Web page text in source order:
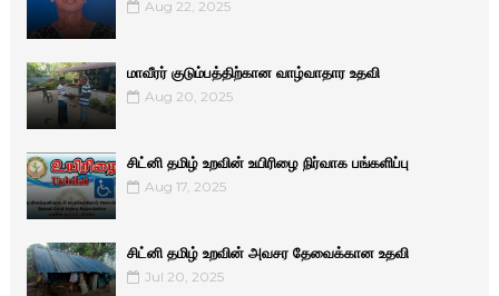
Aug 22, 2025
மாவீரர் குடும்பத்திற்கான வாழ்வாதார உதவி
Aug 20, 2025
சிட்னி தமிழ் உறவின் உயிரிழை நிர்வாக பங்களிப்பு
Aug 17, 2025
சிட்னி தமிழ் உறவின் அவசர தேவைக்கான உதவி
Jul 20, 2025